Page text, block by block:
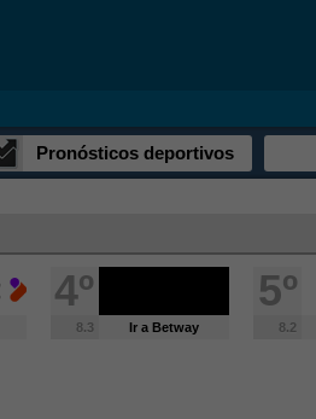
Pronósticos deportivos
4º
8.3 Ir a Betway
5º
8.2